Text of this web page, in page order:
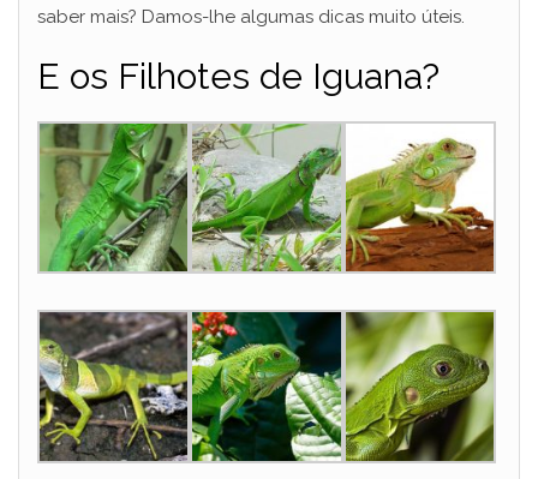
saber mais? Damos-lhe algumas dicas muito úteis.
E os Filhotes de Iguana?